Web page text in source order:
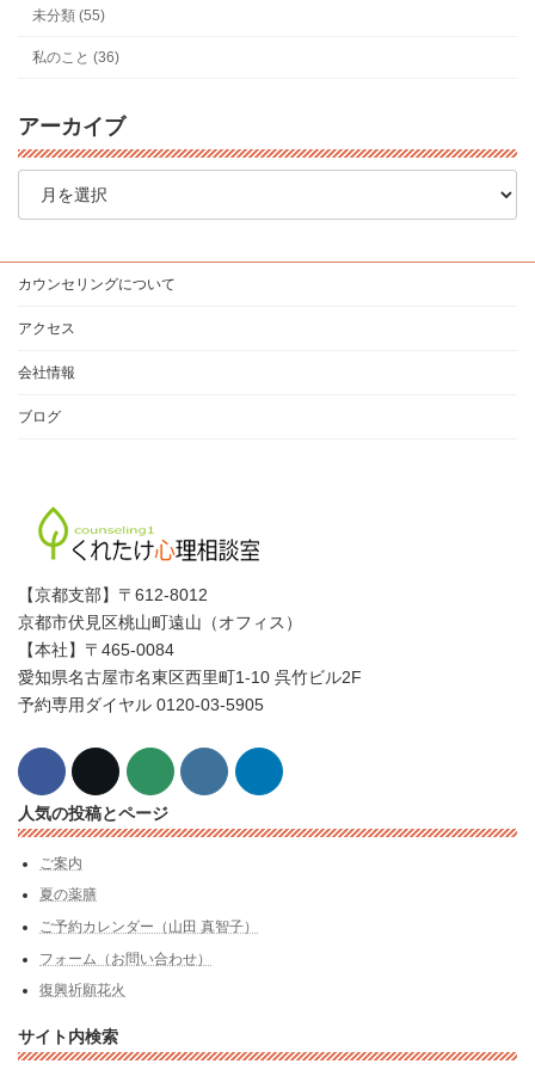
未分類 (55)
私のこと (36)
アーカイブ
ア
カウンセリングについて
アクセス
会社情報
ブログ
【京都支部】〒612-8012
京都市伏見区桃山町遠山（オフィス）
【本社】〒465-0084
愛知県名古屋市名東区西里町1-10 呉竹ビル2F
予約専用ダイヤル 0120-03-5905
人気の投稿とページ
ご案内
夏の薬膳
ご予約カレンダー（山田 真智子）
フォーム（お問い合わせ）
復興祈願花火
サイト内検索